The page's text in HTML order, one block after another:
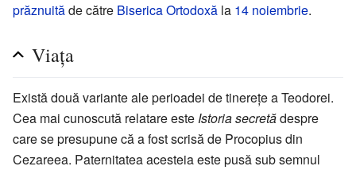
prăznuităde către Biserica Ortodoxă la 14 noiembrie.
Viața
Există două variante ale perioadei de tinerețe a Teodorei.
Cea mai cunoscută relatare este Istoria secretădespre
care se presupune că a fost scrisă de Procopius din
Cezareea. Paternitatea acesteia este pusă sub semnul